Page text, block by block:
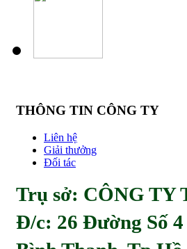
THÔNG TIN CÔNG TY
Liên hệ
Giải thưởng
Đối tác
Trụ sở: CÔNG
Đ/c: 26 Đường Số